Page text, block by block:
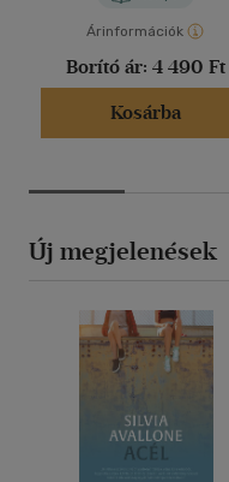
Árinformációk
Borító ár: 4 490 Ft
Kosárba
Új megjelenések